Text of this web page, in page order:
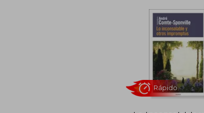
5%
dcto.